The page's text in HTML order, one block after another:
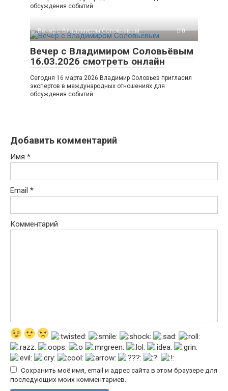
обсуждения событий
Вечер с Владимиром Соловьевым 0
Вечер с Владимиром Соловьёвым
16.03.2026 смотреть онлайн
Сегодня 16 марта 2026 Владимир Соловьев пригласил
экспертов в международных отношениях для
обсуждения событий
Добавить комментарий
Имя *
Email *
Комментарий
Сохранить моё имя, email и адрес сайта в этом браузере для
последующих моих комментариев.